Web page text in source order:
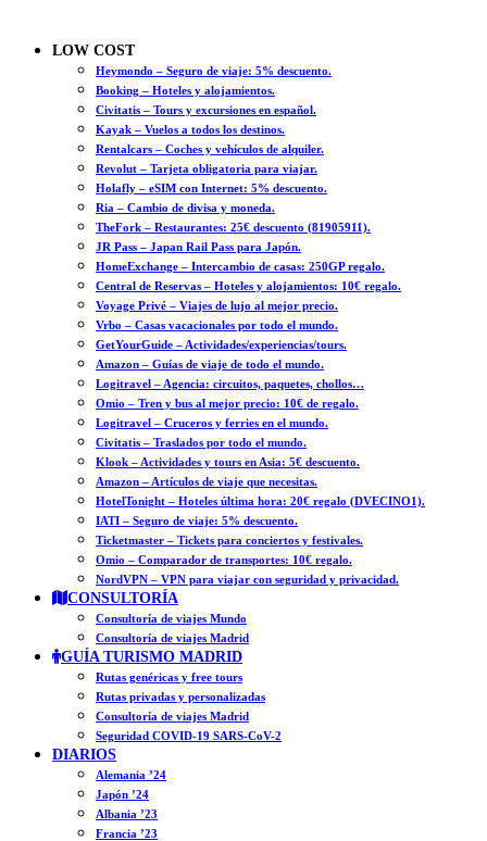
LOW COST
Heymondo – Seguro de viaje: 5% descuento.
Booking – Hoteles y alojamientos.
Civitatis – Tours y excursiones en español.
Kayak – Vuelos a todos los destinos.
Rentalcars – Coches y vehículos de alquiler.
Revolut – Tarjeta obligatoria para viajar.
Holafly – eSIM con Internet: 5% descuento.
Ria – Cambio de divisa y moneda.
TheFork – Restaurantes: 25€ descuento (81905911).
JR Pass – Japan Rail Pass para Japón.
HomeExchange – Intercambio de casas: 250GP regalo.
Central de Reservas – Hoteles y alojamientos: 10€ regalo.
Voyage Privé – Viajes de lujo al mejor precio.
Vrbo – Casas vacacionales por todo el mundo.
GetYourGuide – Actividades/experiencias/tours.
Amazon – Guías de viaje de todo el mundo.
Logitravel – Agencia: circuitos, paquetes, chollos…
Omio – Tren y bus al mejor precio: 10€ de regalo.
Logitravel – Cruceros y ferries en el mundo.
Civitatis – Traslados por todo el mundo.
Klook – Actividades y tours en Asia: 5€ descuento.
Amazon – Artículos de viaje que necesitas.
HotelTonight – Hoteles última hora: 20€ regalo (DVECINO1).
IATI – Seguro de viaje: 5% descuento.
Ticketmaster – Tickets para conciertos y festivales.
Omio – Comparador de transportes: 10€ regalo.
NordVPN – VPN para viajar con seguridad y privacidad.
CONSULTORÍA
Consultoría de viajes Mundo
Consultoría de viajes Madrid
GUÍA TURISMO MADRID
Rutas genéricas y free tours
Rutas privadas y personalizadas
Consultoría de viajes Madrid
Seguridad COVID-19 SARS-CoV-2
DIARIOS
Alemania ’24
Japón ’24
Albania ’23
Francia ’23